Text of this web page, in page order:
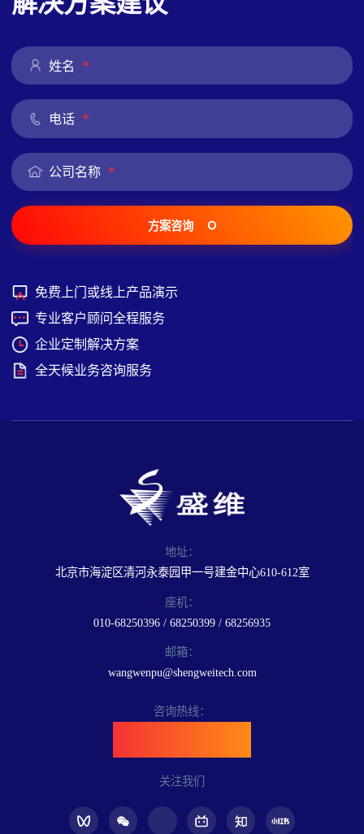
姓名 *
电话 *
公司名称 *
方案咨询
免费上门或线上产品演示
专业客户顾问全程服务
企业定制解决方案
全天候业务咨询服务
地址：
北京市海淀区清河永泰园甲一号建金中心610-612室
座机：
010-68250396 / 68250399 / 68256935
邮箱：
wangwenpu@shengweitech.com
咨询热线：
关注我们